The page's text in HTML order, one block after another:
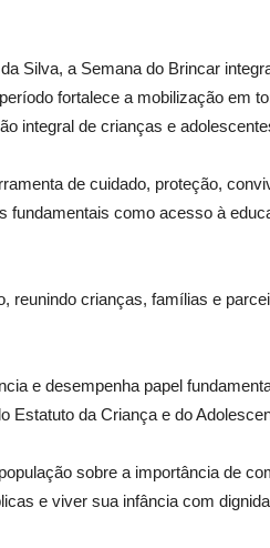
Silva, a Semana do Brincar
fortalece a mobilização em
integral de crianças e
de cuidado, proteção,
como acesso à
crianças, famílias e
e desempenha papel
Estatuto da Criança e do
sobre a importância de
e viver sua infância com